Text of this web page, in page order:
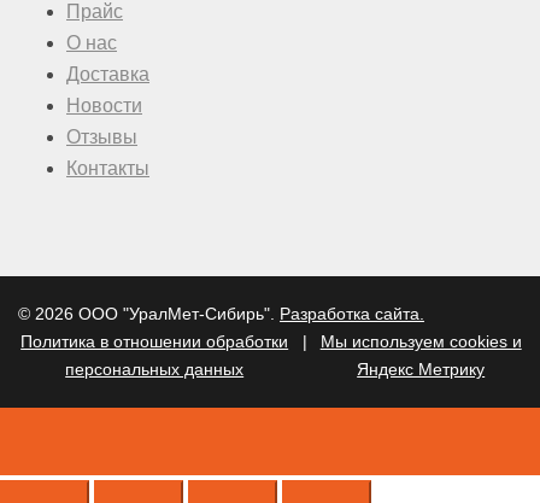
Прайс
О нас
Доставка
Новости
Отзывы
Контакты
© 2026 ООО "УралМет-Сибирь". Разработка сайта.
Политика в отношении обработки
персональных данных
|
Мы используем cookies и
Яндекс Метрику